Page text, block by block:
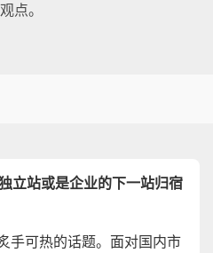
点。
立站或是企业的下一站归宿
手可热的话题。面对国内市